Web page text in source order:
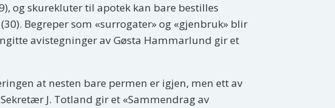
og skurekluter til apotek kan bare bestilles
Begreper som «surrogater» og «gjenbruk» blir
avistegninger av Gøsta Hammarlund gir et
at nesten bare permen er igjen, men ett av
J. Totland gir et «Sammendrag av